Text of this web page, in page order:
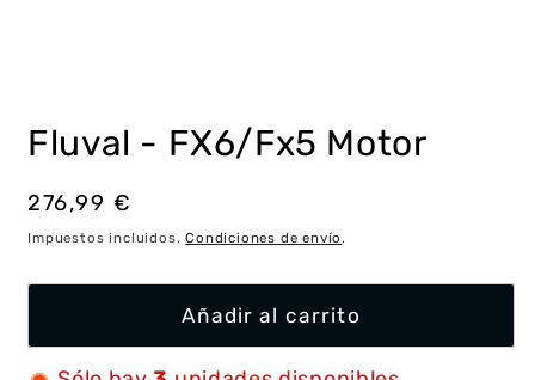
1
en
ventana
modal
Fluval - FX6/Fx5 Motor
Precio
habitual
276,99 €
Impuestos incluidos.Condiciones de envío.
Añadir al carrito